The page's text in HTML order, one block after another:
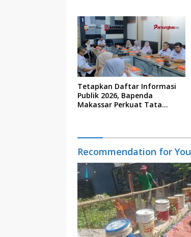
Tetapkan Daftar Informasi
Publik 2026, Bapenda
Makassar Perkuat Tata
Recommendation for You